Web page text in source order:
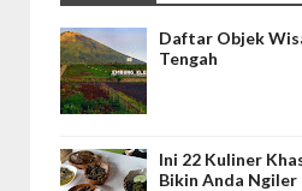
Daftar Objek
Tengah
Ini 22 Kuliner
Bikin Anda Ngiler